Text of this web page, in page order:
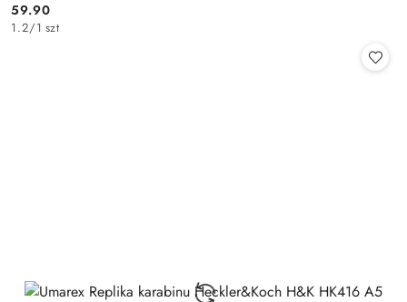
Cena:
59.90
1.2/1 szt